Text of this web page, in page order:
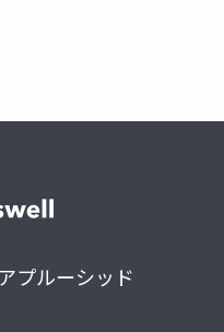
プルーシッド